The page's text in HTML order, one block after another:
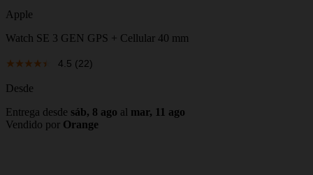
Apple
Watch SE 3 GEN GPS + Cellular 40 mm
4.5 (22)
Desde
Entrega desde sáb, 8 ago al mar, 11 ago
Vendido por Orange